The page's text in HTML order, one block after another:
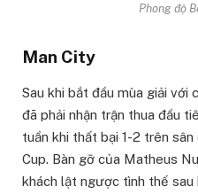
Phong độ
Man City
Sau khi bắt đầu mùa giải với
đã phải nhận trận thua đầu
tuần khi thất bại 1-2 trên
Cup. Bàn gỡ của Matheus
khách lật ngược tình thế